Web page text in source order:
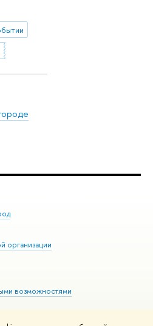
организации
возможностями